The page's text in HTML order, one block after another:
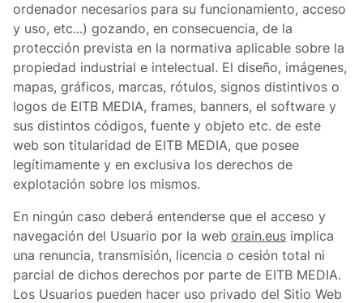
ordenador necesarios para su funcionamiento, acceso
y uso, etc...) gozando, en consecuencia, de la
protección prevista en la normativa aplicable sobre la
propiedad industrial e intelectual. El diseño, imágenes,
mapas, gráficos, marcas, rótulos, signos distintivos o
logos de EITB MEDIA, frames, banners, el software y
sus distintos códigos, fuente y objeto etc. de este
web son titularidad de EITB MEDIA, que posee
legítimamente y en exclusiva los derechos de
explotación sobre los mismos.
En ningún caso deberá entenderse que el acceso y
navegación del Usuario por la web orain.eus implica
una renuncia, transmisión, licencia o cesión total ni
parcial de dichos derechos por parte de EITB MEDIA.
Los Usuarios pueden hacer uso privado del Sitio Web